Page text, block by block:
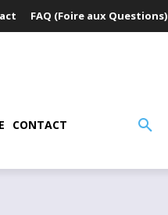
FAQ (Foire aux Questions)
CONTACT